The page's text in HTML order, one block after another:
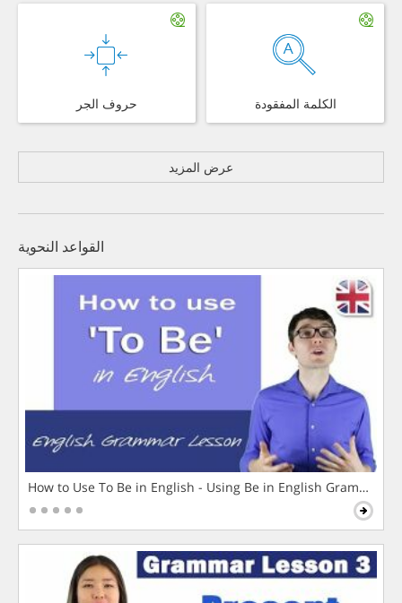
حروف الجر الكلمة المفقودة
عرض المزيد
القواعد النحوية
How to Use To Be in English - Using Be in English Grammar